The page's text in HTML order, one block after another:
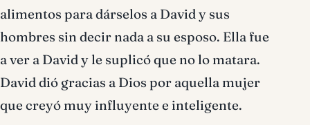
alimentos para dárselos a David y sus
hombres sin decir nada a su esposo. Ella fue
a ver a David y le suplicó que no lo matara.
David dió gracias a Dios por aquella mujer
que creyó muy influyente e inteligente.